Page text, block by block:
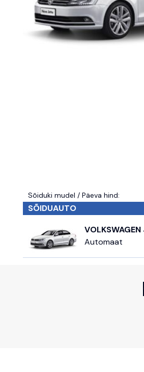
Sõiduki mudel / Päeva hind:
SÕIDUAUTO
Automaat